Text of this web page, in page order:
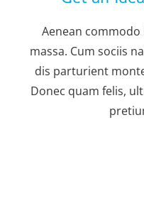
Aenean
massa. Cum sociis
dis parturient
Donec quam felis,